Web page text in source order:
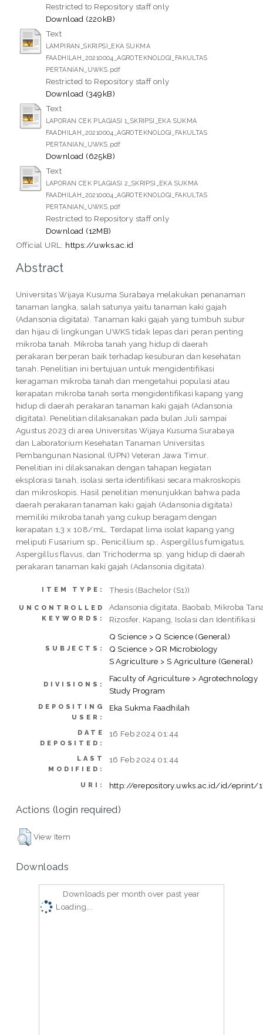
Restricted to Repository staff only
Download (220kB)
Text
LAMPIRAN_SKRIPSI_EKA SUKMA
FAADHILAH_20210004_AGROTEKNOLOGI_FAKULTAS
PERTANIAN_UWKS.pdf
Restricted to Repository staff only
Download (349kB)
Text
LAPORAN CEK PLAGIASI 1_SKRIPSI_EKA SUKMA
FAADHILAH_20210004_AGROTEKNOLOGI_FAKULTAS
PERTANIAN_UWKS.pdf
Download (625kB)
Text
LAPORAN CEK PLAGIASI 2_SKRIPSI_EKA SUKMA
FAADHILAH_20210004_AGROTEKNOLOGI_FAKULTAS
PERTANIAN_UWKS.pdf
Restricted to Repository staff only
Download (12MB)
Official URL: https://uwks.ac.id
Abstract
Universitas Wijaya Kusuma Surabaya melakukan penanaman
tanaman langka, salah satunya yaitu tanaman kaki gajah
(Adansonia digitata). Tanaman kaki gajah yang tumbuh subur
dan hijau di lingkungan UWKS tidak lepas dari peran penting
mikroba tanah. Mikroba tanah yang hidup di daerah
perakaran berperan baik terhadap kesuburan dan kesehatan
tanah. Penelitian ini bertujuan untuk mengidentifikasi
keragaman mikroba tanah dan mengetahui populasi atau
kerapatan mikroba tanah serta mengidentifikasi kapang yang
hidup di daerah perakaran tanaman kaki gajah (Adansonia
digitata). Penelitian dilaksanakan pada bulan Juli sampai
Agustus 2023 di area Universitas Wijaya Kusuma Surabaya
dan Laboratorium Kesehatan Tanaman Universitas
Pembangunan Nasional (UPN) Veteran Jawa Timur.
Penelitian ini dilaksanakan dengan tahapan kegiatan
eksplorasi tanah, isolasi serta identifikasi secara makroskopis
dan mikroskopis. Hasil penelitian menunjukkan bahwa pada
daerah perakaran tanaman kaki gajah (Adansonia digitata)
memiliki mikroba tanah yang cukup beragam dengan
kerapatan 1,3 x 108/mL. Terdapat lima isolat kapang yang
meliputi Fusarium sp., Penicillium sp., Aspergillus fumigatus,
Aspergillus flavus, dan Trichoderma sp. yang hidup di daerah
perakaran tanaman kaki gajah (Adansonia digitata).
ITEM TYPE: Thesis (Bachelor (S1))
UNCONTROLLED
KEYWORDS:
Adansonia digitata, Baobab, Mikroba
Rizosfer, Kapang, Isolasi dan Identifikasi
SUBJECTS:
Q Science > Q Science (General)
Q Science > QR Microbiology
S Agriculture > S Agriculture (General)
DIVISIONS:
Faculty of Agriculture > Agrotechnology
Study Program
DEPOSITING
USER:
Eka Sukma Faadhilah
DATE
DEPOSITED:
16 Feb 2024 01:44
LAST
MODIFIED:
16 Feb 2024 01:44
URI: http://erepository.uwks.ac.id/id/eprint/
Actions (login required)
View Item
Downloads
Downloads per month over past year
Loading...